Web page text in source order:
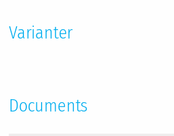
Varianter
Documents